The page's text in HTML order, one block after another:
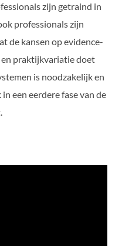
zijn getraind in
professionals zijn
de kansen op evidence-
praktijkvariatie doet
is noodzakelijk en
een eerdere fase van de